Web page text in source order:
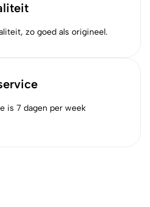
zo goed als origineel.
is 7 dagen per week